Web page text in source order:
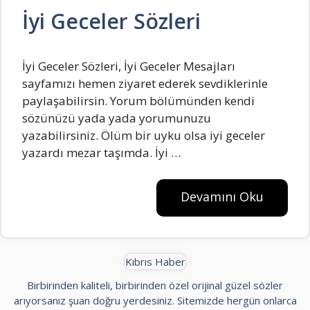
İyi Geceler Sözleri
İyi Geceler Sözleri, İyi Geceler Mesajları
sayfamızı hemen ziyaret ederek sevdiklerinle
paylaşabilirsin. Yorum bölümünden kendi
sözünüzü yada yada yorumunuzu
yazabilirsiniz. Ölüm bir uyku olsa iyi geceler
yazardı mezar taşımda. İyi …
Devamını Oku
Kıbrıs Haber
Birbirinden kaliteli, birbirinden özel orijinal güzel sözler
arıyorsanız şuan doğru yerdesiniz. Sitemizde hergün onlarca